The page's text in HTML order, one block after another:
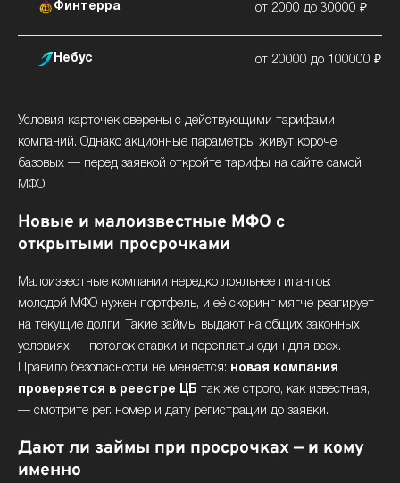
Финтерра от 2000 до 30000 ₽
Небус от 20000 до 100000 ₽
Условия карточек сверены с действующими тарифами
компаний. Однако акционные параметры живут короче
базовых — перед заявкой откройте тарифы на сайте самой
МФО.
Новые и малоизвестные МФО с
открытыми просрочками
Малоизвестные компании нередко лояльнее гигантов:
молодой МФО нужен портфель, и её скоринг мягче реагирует
на текущие долги. Такие займы выдают на общих законных
условиях — потолок ставки и переплаты один для всех.
Правило безопасности не меняется: новая компания
проверяется в реестре ЦБ так же строго, как известная,
— смотрите рег. номер и дату регистрации до заявки.
Дают ли займы при просрочках — и кому
именно